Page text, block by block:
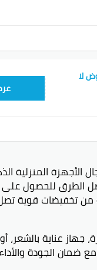
لا
الأجهزة المنزلية
الطرق للحصول على
من تخفيضات قوية
عناية بالشعر، أو
ضمان الجودة